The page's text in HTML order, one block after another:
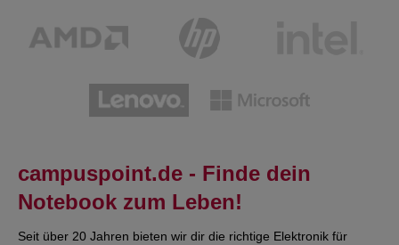
campuspoint.de - Finde dein
Notebook zum Leben!
Seit über 20 Jahren bieten wir dir die richtige Elektronik für